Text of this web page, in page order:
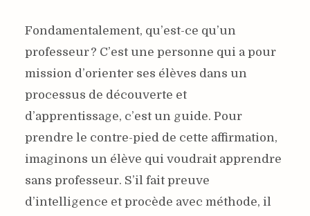
Fondamentalement, qu’est-ce qu’un
professeur ? C’est une personne qui a pour
mission d’orienter ses élèves dans un
processus de découverte et
d’apprentissage, c’est un guide. Pour
prendre le contre-pied de cette affirmation,
imaginons un élève qui voudrait apprendre
sans professeur. S’il fait preuve
d’intelligence et procède avec méthode, il